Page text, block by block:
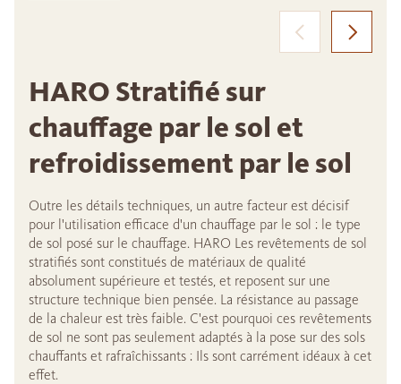
HARO Stratifié sur
chauffage par le sol et
refroidissement par le sol
Outre les détails techniques, un autre facteur est décisif
pour l'utilisation efficace d'un chauffage par le sol : le type
de sol posé sur le chauffage. HARO Les revêtements de sol
stratifiés sont constitués de matériaux de qualité
absolument supérieure et testés, et reposent sur une
structure technique bien pensée. La résistance au passage
de la chaleur est très faible. C'est pourquoi ces revêtements
de sol ne sont pas seulement adaptés à la pose sur des sols
chauffants et rafraîchissants : Ils sont carrément idéaux à cet
effet.